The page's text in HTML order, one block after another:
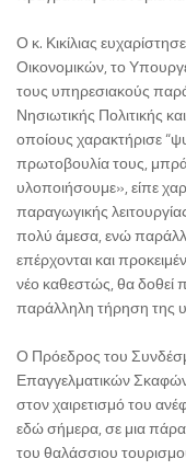
Ο κ. Κικίλιας
Οικονομικών, το
τους υπηρεσιακούς
Νησιωτικής Πολιτικής
οποίους χαρακτήρισε
πρωτοβουλία τους,
υλοποιήσουμε», είπε
παραγωγικής
πολύ άμεσα, ενώ
επέρχονται και
νέο καθεστώς, θα δοθεί
παράλληλη τήρηση της
Ο Πρόεδρος του
Επαγγελματικών
στον χαιρετισμό του
εδώ σήμερα, σε μια
του θαλάσσιου